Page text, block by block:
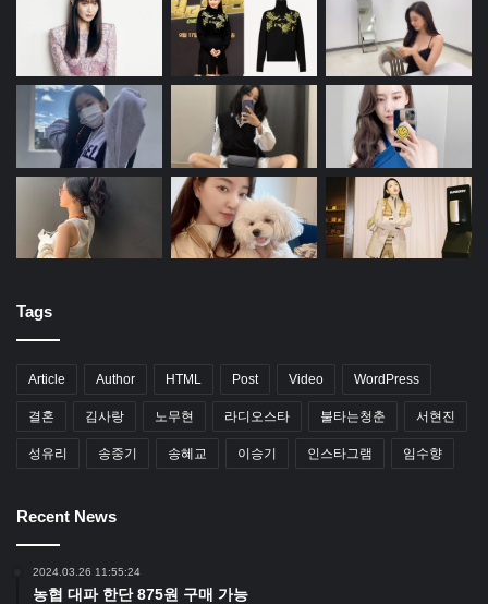
Tags
Article Author HTML Post Video WordPress
결혼 김사랑 노무현 라디오스타 불타는청춘 서현진
성유리 송중기 송혜교 이승기 인스타그램 임수향
Recent News
2024.03.26 11:55:24
농협 대파 한단 875원 구매 가능